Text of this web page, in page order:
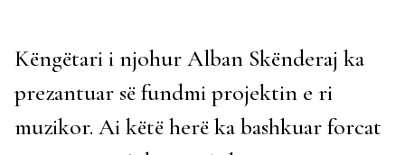
Këngëtari i njohur Alban Skënderaj ka
prezantuar së fundmi projektin e ri
muzikor. Ai këtë herë ka bashkuar forcat